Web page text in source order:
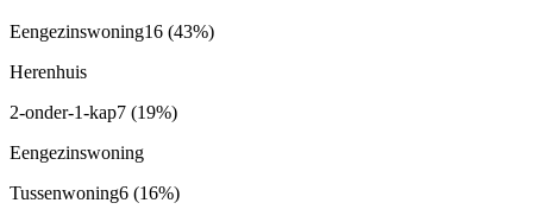
Eengezinswoning16 (43%)
Herenhuis
2-onder-1-kap7 (19%)
Eengezinswoning
Tussenwoning6 (16%)